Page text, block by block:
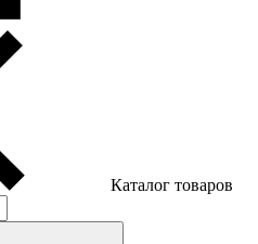
Каталог товаров